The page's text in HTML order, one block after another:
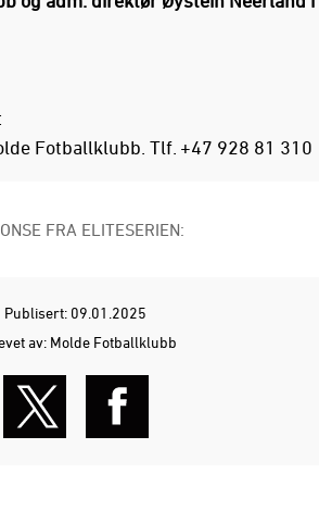
Fotballklubb. Tlf. +47 928 81 310
FRA ELITESERIEN:
Publisert: 09.01.2025
av: Molde Fotballklubb